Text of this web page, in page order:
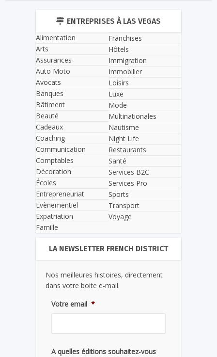
ENTREPRISES À LAS VEGAS
Alimentation
Arts
Assurances
Auto Moto
Avocats
Banques
Bâtiment
Beauté
Cadeaux
Coaching
Communication
Comptables
Décoration
Écoles
Entrepreneuriat
Evènementiel
Expatriation
Famille
Franchises
Hôtels
Immigration
Immobilier
Loisirs
Luxe
Mode
Multinationales
Nautisme
Night Life
Restaurants
Santé
Services B2C
Services Pro
Sports
Transport
Voyage
LA NEWSLETTER FRENCH DISTRICT
Nos meilleures histoires, directement
dans votre boite e-mail.
Votre email *
A quelles éditions souhaitez-vous